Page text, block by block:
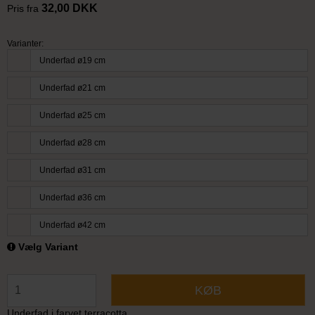
Pris fra 32,00 DKK
Varianter:
Underfad ø19 cm
Underfad ø21 cm
Underfad ø25 cm
Underfad ø28 cm
Underfad ø31 cm
Underfad ø36 cm
Underfad ø42 cm
Vælg Variant
KØB